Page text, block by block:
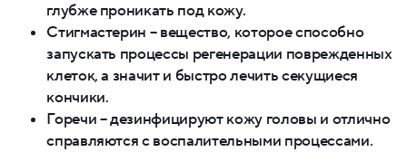
глубже проникать под кожу.
Стигмастерин – вещество, которое способно
запускать процессы регенерации поврежденных
клеток, а значит и быстро лечить секущиеся
кончики.
Горечи – дезинфицируют кожу головы и отлично
справляются с воспалительными процессами.